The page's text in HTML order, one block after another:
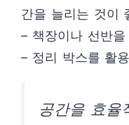
간을 늘리는 것이
– 책장이나 선반을
– 정리 박스를 활
공간을 효율